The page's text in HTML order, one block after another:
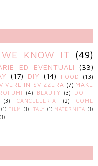
KNOW IT
(49)
ED EVENTUALI
(33)
(17) DIY (14) FOOD
(13)
VIVERE IN SVIZZERA (7) MAKE
(4) BEAUTY (3)
DO IT
(3) CANCELLERIA (2)
COME
(1) FILM (1) ITALY (1) MATERNITÀ (1)
(1)